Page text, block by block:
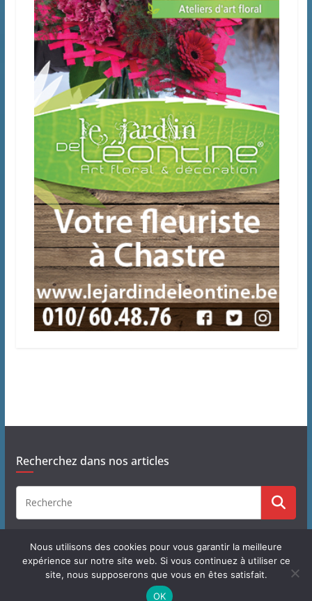
Recherchez dans nos articles
Copyright © 2026 J'habite à Chastre
Nous utilisons des cookies pour vous garantir la meilleure
expérience sur notre site web. Si vous continuez à utiliser ce
site, nous supposerons que vous en êtes satisfait.
OK